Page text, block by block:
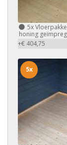
5x
honing
+€ 404,75
5x